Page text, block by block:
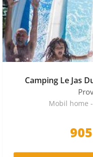
Camping Le Jas
Mobil home